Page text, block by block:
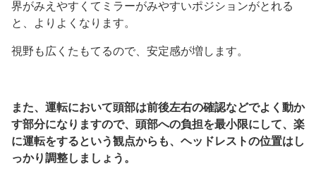
界がみえやすくてミラーがみやすいポジションがとれる
と、よりよくなります。
視野も広くたもてるので、安定感が増します。
また、運転において頭部は前後左右の確認などでよく動か
す部分になりますので、頭部への負担を最小限にして、楽
に運転をするという観点からも、ヘッドレストの位置はし
っかり調整しましょう。